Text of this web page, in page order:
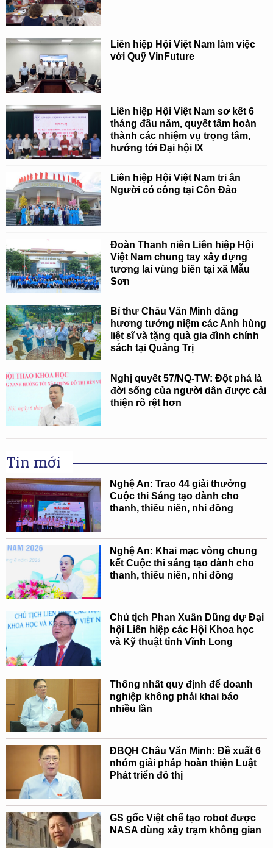
Liên hiệp Hội Việt Nam làm việc
với Quỹ VinFuture
Liên hiệp Hội Việt Nam sơ kết 6
tháng đầu năm, quyết tâm hoàn
thành các nhiệm vụ trọng tâm,
hướng tới Đại hội IX
Liên hiệp Hội Việt Nam tri ân
Người có công tại Côn Đảo
Đoàn Thanh niên Liên hiệp Hội
Việt Nam chung tay xây dựng
tương lai vùng biên tại xã Mẫu
Sơn
Bí thư Châu Văn Minh dâng
hương tưởng niệm các Anh hùng
liệt sĩ và tặng quà gia đình chính
sách tại Quảng Trị
Nghị quyết 57/NQ-TW: Đột phá là
đời sống của người dân được cải
thiện rõ rệt hơn
Tin mới
Nghệ An: Trao 44 giải thưởng
Cuộc thi Sáng tạo dành cho
thanh, thiếu niên, nhi đồng
Nghệ An: Khai mạc vòng chung
kết Cuộc thi sáng tạo dành cho
thanh, thiếu niên, nhi đồng
Chủ tịch Phan Xuân Dũng dự Đại
hội Liên hiệp các Hội Khoa học
và Kỹ thuật tỉnh Vĩnh Long
Thống nhất quy định để doanh
nghiệp không phải khai báo
nhiều lần
ĐBQH Châu Văn Minh: Đề xuất 6
nhóm giải pháp hoàn thiện Luật
Phát triển đô thị
GS gốc Việt chế tạo robot được
NASA dùng xây trạm không gian